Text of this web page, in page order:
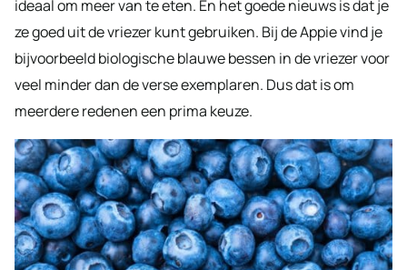
ideaal om meer van te eten. En het goede nieuws is dat je
ze goed uit de vriezer kunt gebruiken. Bij de Appie vind je
bijvoorbeeld biologische blauwe bessen in de vriezer voor
veel minder dan de verse exemplaren. Dus dat is om
meerdere redenen een prima keuze.